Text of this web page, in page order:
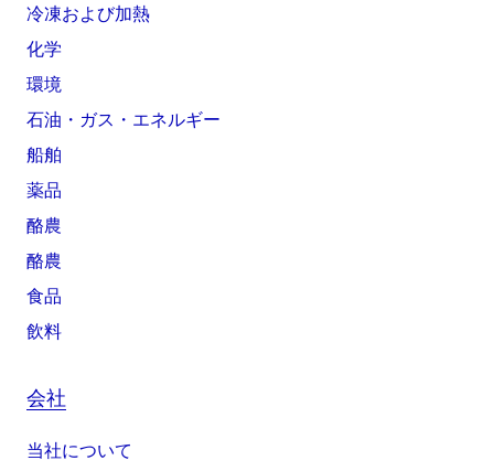
冷凍および加熱
化学
環境
石油・ガス・エネルギー
船舶
薬品
酪農
酪農
食品
飲料
会社
当社について